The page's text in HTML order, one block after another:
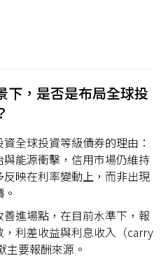
下，是否是布局全球投
全球投資等級債券的理由：
能源衝擊，信用市場仍維持
映在利率變動上，而非出現
進場點，在目前水準下，報
利差收益與利息收入（carry
主要報酬來源。